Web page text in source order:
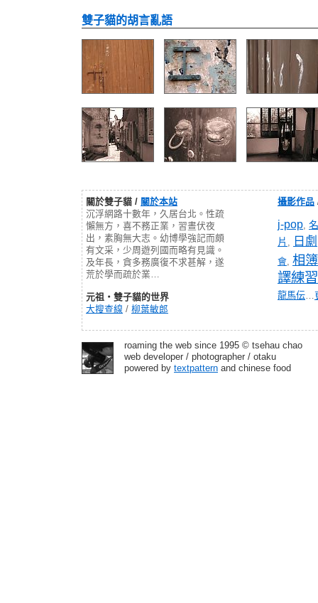
雙子貓的胡言亂語
關於雙子貓 / 關於本站
沉浮網路十數年，久居台北。性疏
懶無方，喜不務正業，習晝伏夜
出，素胸無大志。幼博學強記而頗
有文采，少周遊列國而略有見識。
及年長，貪多務廣復不求甚解，遂
荒於學而疏於業…
元祖‧雙子貓的世界
大搜查線 / 柳葉敏郎
攝影作品
j-pop,
片 , 日劇
會, 相簿
譯練習
龍馬伝…
roaming the web since 1995 © tsehau chao
web developer / photographer / otaku
powered by textpattern and chinese food